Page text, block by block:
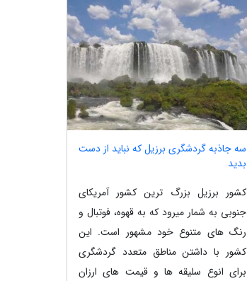
سه جاذبه گردشگری برزیل که نباید از دست
بدید
کشور برزیل بزرگ ترین کشور آمریکای
جنوبی به شمار میرود که به قهوه، فوتبال و
رنگ های متنوع خود مشهور است. این
کشور با داشتن مناطق متعدد گردشگری
برای انوع سلیقه ها و قیمت های ارزان